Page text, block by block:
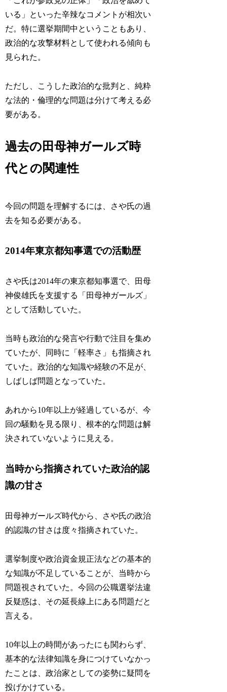
いる」といった辛辣なコメントが相次い
だ。特に選挙期間中ということもあり、
政治的な攻撃材料として使われる傾向も
見られた。
ただし、こうした政治的な批判と、純粋
な法的・倫理的な問題は分けて考える必
要がある。
過去の田母神ガールズ時
代との関連性
今回の問題を理解するには、さや氏の過
去を知る必要がある。
2014年東京都知事選での活動歴
さや氏は2014年の東京都知事選で、田母
神俊雄氏を支援する「田母神ガールズ」
として活動していた。
当時も政治的な発言や行動で注目を集め
ていたが、同時に「軽率さ」も指摘され
ていた。政治的な知識や経験の不足が、
しばしば問題となっていた。
あれから10年以上が経過しているが、今
回の騒動を見る限り、根本的な問題は解
決されていないように見える。
当時から指摘されていた政治的認
識の甘さ
田母神ガールズ時代から、さや氏の政治
的認識の甘さは度々指摘されていた。
選挙制度や政治資金規正法などの基本的
な知識が不足していることが、当時から
問題視されていた。今回の公職選挙法違
反疑惑は、その延長線上にある問題だと
言える。
10年以上の時間があったにも関わらず、
基本的な法律知識を身につけていなかっ
たことは、政治家としての姿勢に疑問を
投げかけている。